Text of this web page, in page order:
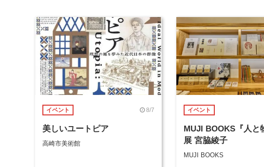
イベント 8/7
美しいユートピア
高崎市美術館
イベント
MUJI BOOKS『人と
展 宮脇綾子
MUJI BOOKS